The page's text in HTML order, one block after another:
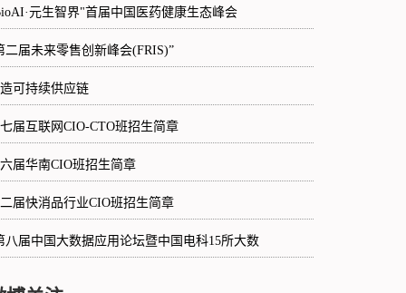
元生智界"首届中国医药健康生态峰会
二届未来零售创新峰会(FRIS)”
可持续供应链
届互联网CIO-CTO班招生简章
届华南CIO班招生简章
届快消品行业CIO班招生简章
八届中国大数据应用论坛暨中国电科15所大数